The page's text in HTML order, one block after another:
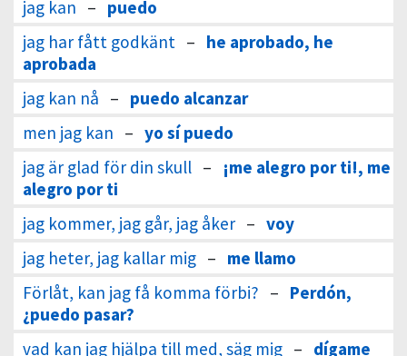
jag kan – puedo
jag har fått godkänt – he aprobado, he
aprobada
jag kan nå – puedo alcanzar
men jag kan – yo sí puedo
jag är glad för din skull –
¡me alegro por ti!, me
alegro por ti
jag kommer, jag går, jag åker – voy
jag heter, jag kallar mig – me llamo
Förlåt, kan jag få komma förbi? – Perdón,
¿puedo pasar?
vad kan jag hjälpa till med, säg mig – dígame